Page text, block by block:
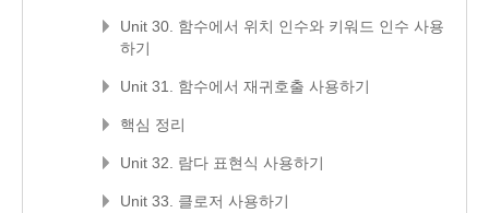
Unit 30. 함수에서 위치 인수와 키워드 인수 사용
하기
Unit 31. 함수에서 재귀호출 사용하기
핵심 정리
Unit 32. 람다 표현식 사용하기
Unit 33. 클로저 사용하기